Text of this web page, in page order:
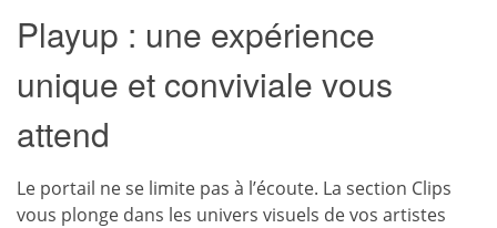
Playup : une expérience
unique et conviviale vous
attend
Le portail ne se limite pas à l’écoute. La section Clips
vous plonge dans les univers visuels de vos artistes